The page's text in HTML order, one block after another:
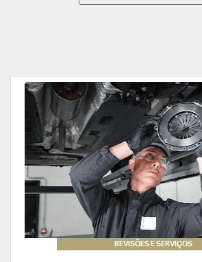
REVISÕES E SERVIÇOS